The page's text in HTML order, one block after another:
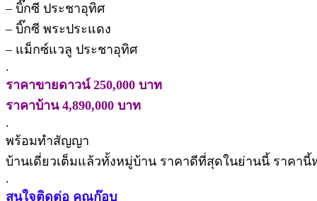
– บิ๊กซี ประชาอุทิศ
– บิ๊กซี พระประแดง
– แม็กซ์แวลู ประชาอุทิศ
.
ราคาขายดาวน์ 250,000 บาท
ราคาบ้าน 4,890,000 บาท
.
พร้อมทำสัญญา
บ้านเดี่ยวเต็มแล้วทั้งหมู่บ้าน ราคาดีที่สุดในย่านนี้ ราคานี้
.
สนใจติดต่อ คุณก๊อบ